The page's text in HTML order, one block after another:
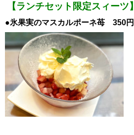
【ランチセット限定スィーツ】
●氷果実のマスカルポーネ苺 350円